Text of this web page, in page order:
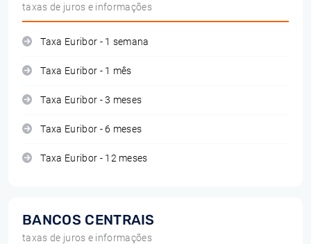
taxas de juros e informações
Taxa Euribor - 1 semana
Taxa Euribor - 1 mês
Taxa Euribor - 3 meses
Taxa Euribor - 6 meses
Taxa Euribor - 12 meses
BANCOS CENTRAIS
taxas de juros e informações